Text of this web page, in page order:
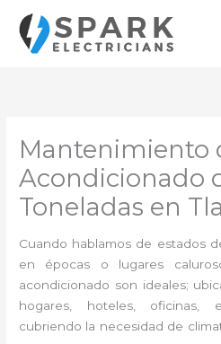
contenido
Mantenimiento
Acondicionado
Toneladas en
Cuando hablamos de estados
en épocas o lugares
acondicionado son ideales;
hogares, hoteles, oficinas,
cubriendo la necesidad de